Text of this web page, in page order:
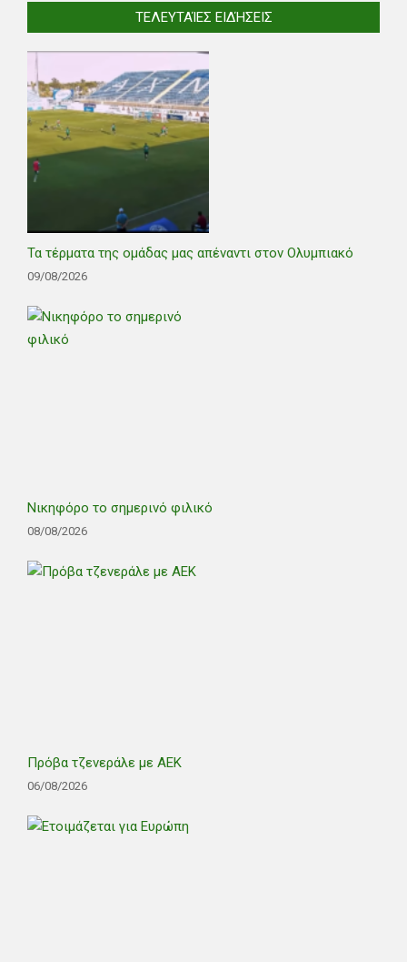
ΤΕΛΕΥΤΑΊΕΣ ΕΙΔΉΣΕΙΣ
Τα τέρματα της ομάδας μας απέναντι στον Ολυμπιακό
09/08/2026
Νικηφόρο το σημερινό φιλικό
08/08/2026
Πρόβα τζενεράλε με ΑΕΚ
06/08/2026